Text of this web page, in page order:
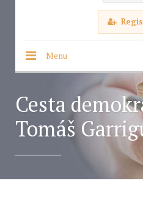
Menu
Cesta
Tomáš